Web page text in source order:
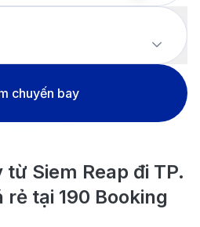
chuyến bay
Siem Reap đi TP.
rẻ tại 190 Booking